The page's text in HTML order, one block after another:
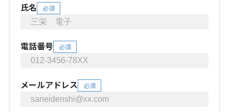
氏名 必須
電話番号 必須
メールアドレス 必須